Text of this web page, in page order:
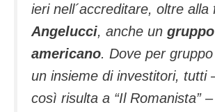
ieri nell´accreditare, oltre alla
Angelucci, anche un gruppo
americano. Dove per
un insieme di investitori, tutti
così risulta a “Il Romanista”